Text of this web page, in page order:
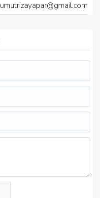
umutrizayapar@gmail.com